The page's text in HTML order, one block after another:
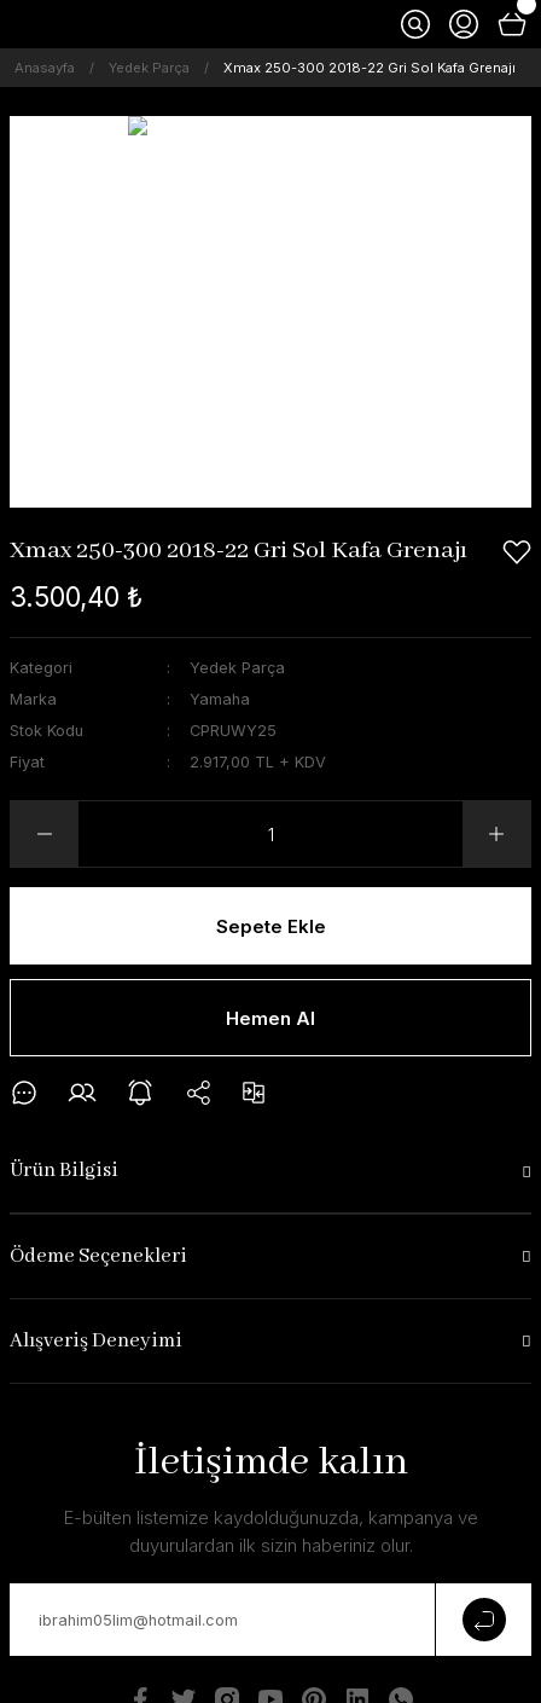
Anasayfa Yedek Parça Xmax 250-300 2018-22 Gri Sol Kafa Grenajı
Xmax 250-300 2018-22 Gri Sol Kafa Grenajı
3.500,40 ₺
Kategori
Yedek Parça
Marka
Yamaha
Stok Kodu
CPRUWY25
Fiyat
2.917,00 TL + KDV
Sepete Ekle
Hemen Al
Ürün Bilgisi
Ödeme Seçenekleri
Alışveriş Deneyimi
İletişimde kalın
E-bülten listemize kaydolduğunuzda, kampanya ve
duyurulardan ilk sizin haberiniz olur.